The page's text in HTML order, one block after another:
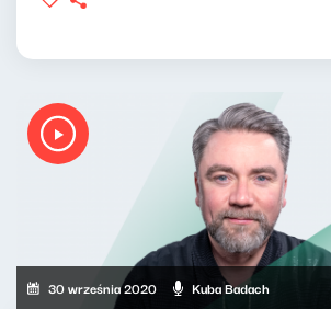
30 września 2020 Kuba Badach